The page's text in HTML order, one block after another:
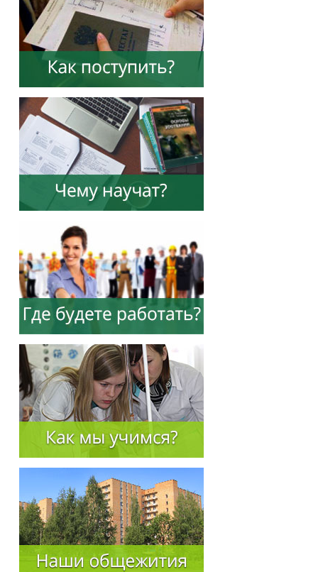
Документы
Федеральные документы
Условия труда на рабочих местах
Закупки
Защита персональных данных
Информация о проверках
Учетная политика
Партнеры
Безопасность
Противодействие коррупции
Противодействие терроризму